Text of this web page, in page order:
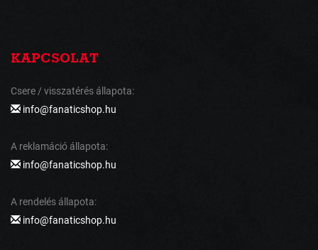
KAPCSOLAT
Csere / visszatérés állapota:
info@fanaticshop.hu
A reklamáció állapota:
info@fanaticshop.hu
A rendelés állapota:
info@fanaticshop.hu